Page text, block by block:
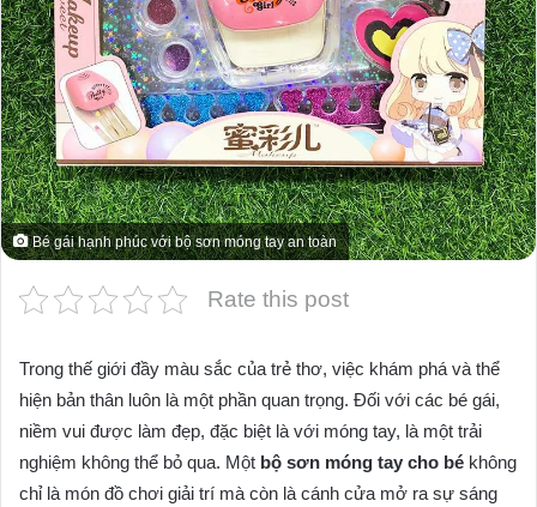
Bé gái hạnh phúc với bộ sơn móng tay an toàn
Rate this post
Trong thế giới đầy màu sắc của trẻ thơ, việc khám phá và thể
hiện bản thân luôn là một phần quan trọng. Đối với các bé gái,
niềm vui được làm đẹp, đặc biệt là với móng tay, là một trải
nghiệm không thể bỏ qua. Một bộ sơn móng tay cho bé không
chỉ là món đồ chơi giải trí mà còn là cánh cửa mở ra sự sáng